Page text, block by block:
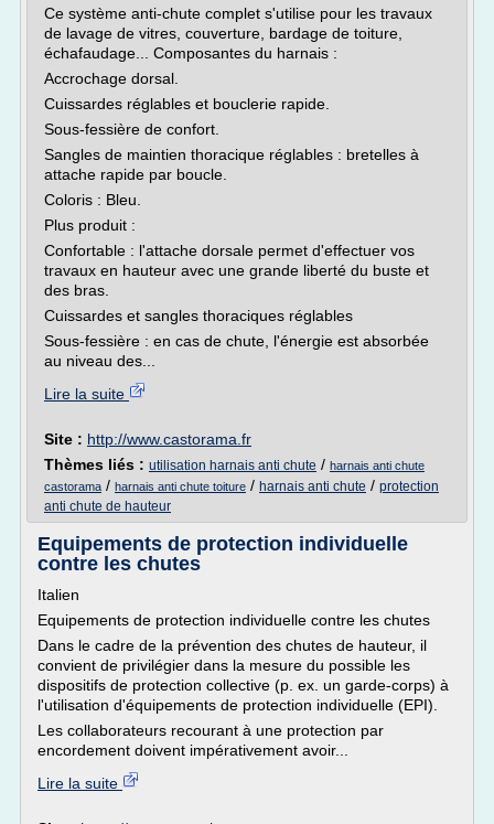
Ce système anti-chute complet s'utilise pour les travaux
de lavage de vitres, couverture, bardage de toiture,
échafaudage... Composantes du harnais :
Accrochage dorsal.
Cuissardes réglables et bouclerie rapide.
Sous-fessière de confort.
Sangles de maintien thoracique réglables : bretelles à
attache rapide par boucle.
Coloris : Bleu.
Plus produit :
Confortable : l'attache dorsale permet d'effectuer vos
travaux en hauteur avec une grande liberté du buste et
des bras.
Cuissardes et sangles thoraciques réglables
Sous-fessière : en cas de chute, l'énergie est absorbée
au niveau des...
Lire la suite
Site : http://www.castorama.fr
Thèmes liés : utilisation harnais anti chute / harnais anti chute
castorama / harnais anti chute toiture / harnais anti chute / protection
anti chute de hauteur
Equipements de protection individuelle
contre les chutes
Italien
Equipements de protection individuelle contre les chutes
Dans le cadre de la prévention des chutes de hauteur, il
convient de privilégier dans la mesure du possible les
dispositifs de protection collective (p. ex. un garde-corps) à
l'utilisation d'équipements de protection individuelle (EPI).
Les collaborateurs recourant à une protection par
encordement doivent impérativement avoir...
Lire la suite